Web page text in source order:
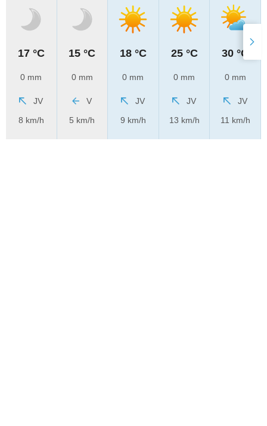
17 °C
0 mm
JV
8 km/h
15 °C
0 mm
V
5 km/h
18 °C
0 mm
JV
9 km/h
25 °C
0 mm
JV
13 km/h
30 °C
0 mm
JV
11 km/h